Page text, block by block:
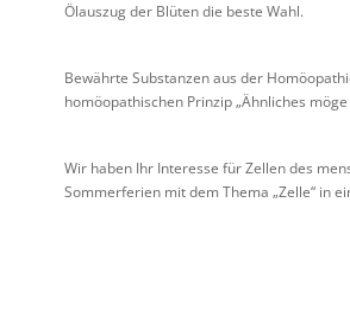
Ölauszug der Blüten die beste Wahl.
Bewährte Substanzen aus der
homöopathischen Prinzip „Ähnliches
Wir haben Ihr Interesse für Zellen des
Sommerferien mit dem Thema „Zelle“ in